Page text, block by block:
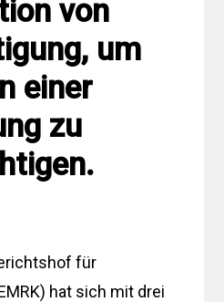
von
um
einer
zu
für
hat sich mit drei